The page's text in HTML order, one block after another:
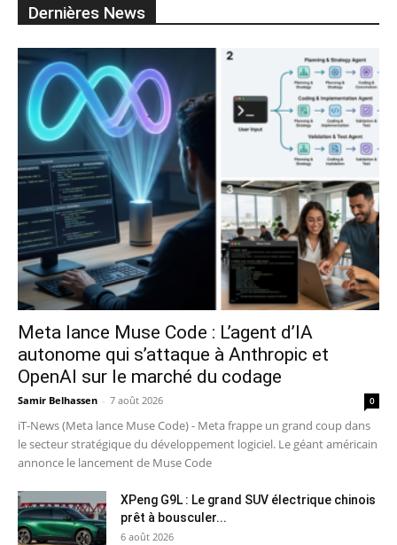
Dernières News
Meta lance Muse Code : L’agent d’IA
autonome qui s’attaque à Anthropic et
OpenAI sur le marché du codage
Samir Belhassen - 7 août 2026 0
iT-News (Meta lance Muse Code) - Meta frappe un grand coup dans
le secteur stratégique du développement logiciel. Le géant américain
annonce le lancement de Muse Code
XPeng G9L : Le grand SUV électrique chinois
prêt à bousculer...
6 août 2026